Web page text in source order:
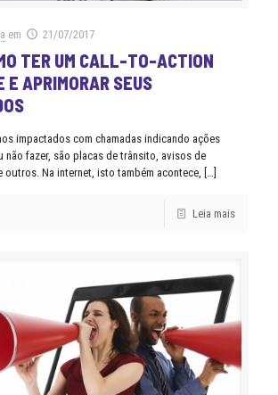
em 21/07/2017
TER UM CALL-TO-ACTION
E APRIMORAR SEUS
impactados com chamadas indicando ações
não fazer, são placas de trânsito, avisos de
outros. Na internet, isto também acontece, […]
Leia mais